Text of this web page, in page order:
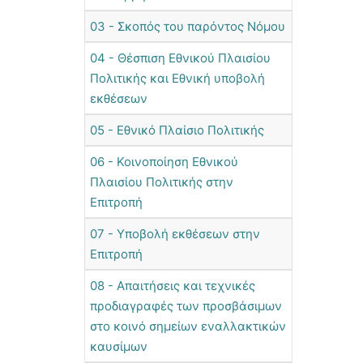
03 - Σκοπός του παρόντος Νόμου
04 - Θέσπιση Εθνικού Πλαισίου
Πολιτικής και Εθνική υποβολή
εκθέσεων
05 - Εθνικό Πλαίσιο Πολιτικής
06 - Κοινοποίηση Εθνικού
Πλαισίου Πολιτικής στην
Επιτροπή
07 - Υποβολή εκθέσεων στην
Επιτροπή
08 - Απαιτήσεις και τεχνικές
προδιαγραφές των προσβάσιμων
στο κοινό σημείων εναλλακτικών
καυσίμων